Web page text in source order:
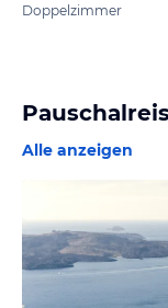
Doppelzimmer
Alle anzeigen